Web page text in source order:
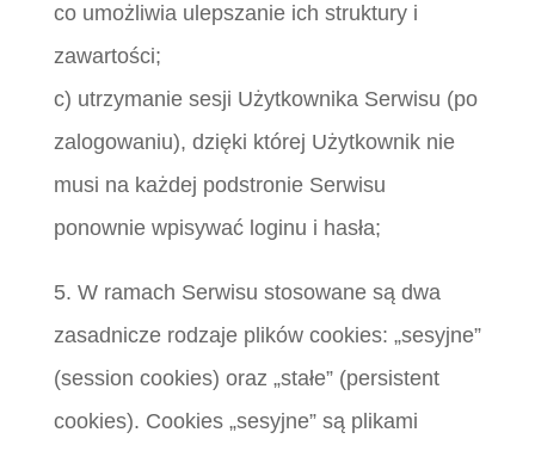
co umożliwia ulepszanie ich struktury i
zawartości;
c) utrzymanie sesji Użytkownika Serwisu (po
zalogowaniu), dzięki której Użytkownik nie
musi na każdej podstronie Serwisu
ponownie wpisywać loginu i hasła;
5. W ramach Serwisu stosowane są dwa
zasadnicze rodzaje plików cookies: „sesyjne”
(session cookies) oraz „stałe” (persistent
cookies). Cookies „sesyjne” są plikami